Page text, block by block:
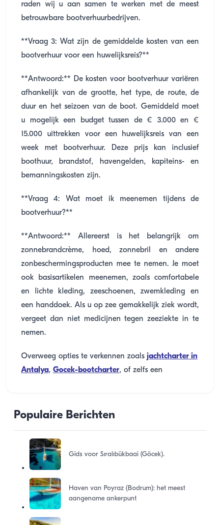
raden wij u aan samen te werken met de meest
betrouwbare bootverhuurbedrijven.
**Vraag 3: Wat zijn de gemiddelde kosten van een
bootverhuur voor een huwelijksreis?**
**Antwoord:** De kosten voor bootverhuur variëren
afhankelijk van de grootte, het type, de route, de
duur en het seizoen van de boot. Gemiddeld moet
u mogelijk een budget tussen de € 3.000 en €
15.000 uittrekken voor een huwelijksreis van een
week met bootverhuur. Deze prijs kan inclusief
boothuur, brandstof, havengelden, kapiteins- en
bemanningskosten zijn.
**Vraag 4: Wat moet ik meenemen tijdens de
bootverhuur?**
**Antwoord:** Allereerst is het belangrijk om
zonnebrandcrème, hoed, zonnebril en andere
zonbeschermingsproducten mee te nemen. Je moet
ook basisartikelen meenemen, zoals comfortabele
en lichte kleding, zeeschoenen, zwemkleding en
een handdoek. Als u op zee gemakkelijk ziek wordt,
vergeet dan niet medicijnen tegen zeeziekte in te
nemen.
Overweeg opties te verkennen zoals jachtcharter in
Antalya, Gocek-bootcharter, of zelfs een
Populaire Berichten
Gids voor Sıralıbükbaai (Göcek).
Haven van Poyraz (Bodrum): het meest
aangename ankerpunt